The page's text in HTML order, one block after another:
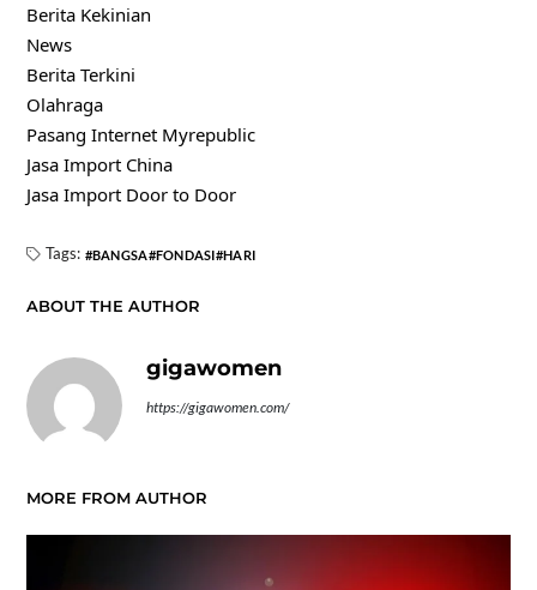
Berita Kekinian
News
Berita Terkini
Olahraga
Pasang Internet Myrepublic
Jasa Import China
Jasa Import Door to Door
Tags: BANGSA FONDASI HARI
ABOUT THE AUTHOR
gigawomen
https://gigawomen.com/
MORE FROM AUTHOR